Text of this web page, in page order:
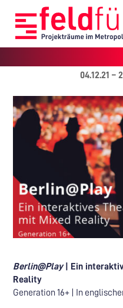
04.12.21 –
Berlin@Play| Ein
Reality
Generation 16+ | In